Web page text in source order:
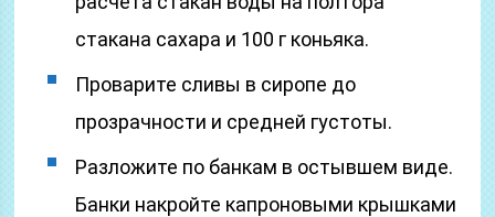
стакана сахара и 100 г коньяка.
Проварите сливы в сиропе до
прозрачности и средней густоты.
Разложите по банкам в остывшем виде.
Банки накройте капроновыми крышками